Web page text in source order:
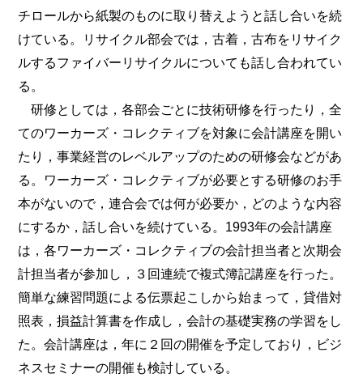
チロールから紙製のものに取り替えようと話し合いを続
けている。リサイクル部会では，古着，古布をリサイク
ルするファイバーリサイクルについても話し合われてい
る。
研修としては，各部会ごとに技術研修を行ったり，全
てのワーカーズ・コレクティブを対象に会計講座を開い
たり，事業経営のレベルアップのための研修会などがあ
る。ワーカーズ・コレクティブが必要とする研修のお手
本がないので，連合会では何が必要か，どのような内容
にするか，話し合いを続けている。1993年の会計講座
は，各ワーカーズ・コレクティブの会計担当者と次期会
計担当者が参加し，３回連続で複式簿記講座を行った。
簡単な練習問題による伝票起こしから始まって，貸借対
照表，損益計算書を作成し，会計の基礎実務の学習をし
た。会計講座は，年に２回の開催を予定しており，ビジ
ネスセミナーの開催も検討している。